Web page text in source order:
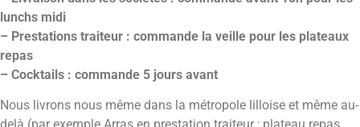
lunchs midi
– Prestations traiteur : commande la veille pour les plateaux
repas
– Cocktails : commande 5 jours avant
Nous livrons nous même dans la métropole lilloise et même au-